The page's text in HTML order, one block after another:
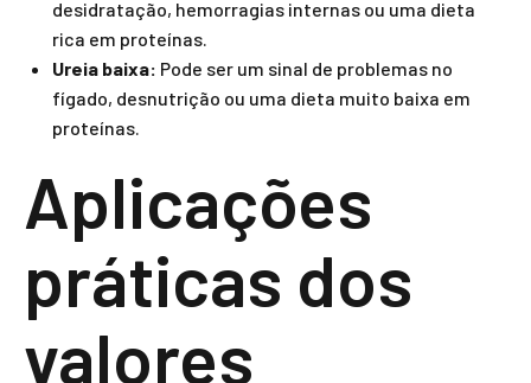
desidratação, hemorragias internas ou uma dieta
rica em proteínas.
Ureia baixa: Pode ser um sinal de problemas no
fígado, desnutrição ou uma dieta muito baixa em
proteínas.
Aplicações
práticas dos
valores